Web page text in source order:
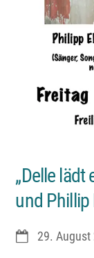
„Delle lädt
und
29. August